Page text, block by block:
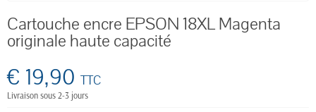
Cartouche encre EPSON 18XL Magenta
originale haute capacité
€ 19,90 TTC
Livraison sous 2-3 jours